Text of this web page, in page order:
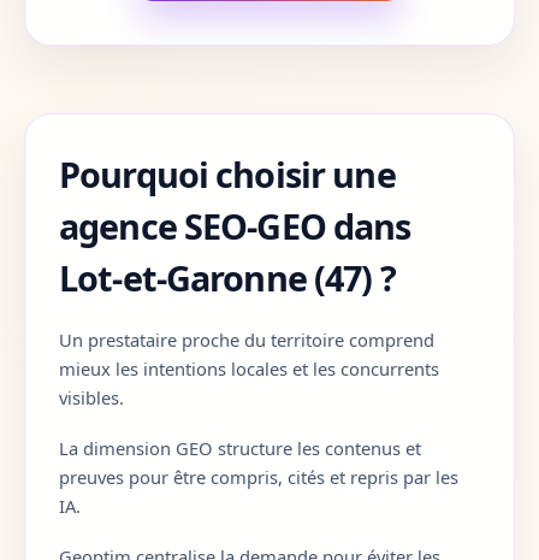
Cotes-d-Armor 22
Creuse
Dordogne
Doubs
Drome
Eure
Eure-et-Loir
Finistere
Pourquoi choisir une
agence SEO-GEO dans
Lot-et-Garonne (47) ?
Un prestataire proche du territoire comprend
mieux les intentions locales et les concurrents
visibles.
La dimension GEO structure les contenus et
preuves pour être compris, cités et repris par les
IA.